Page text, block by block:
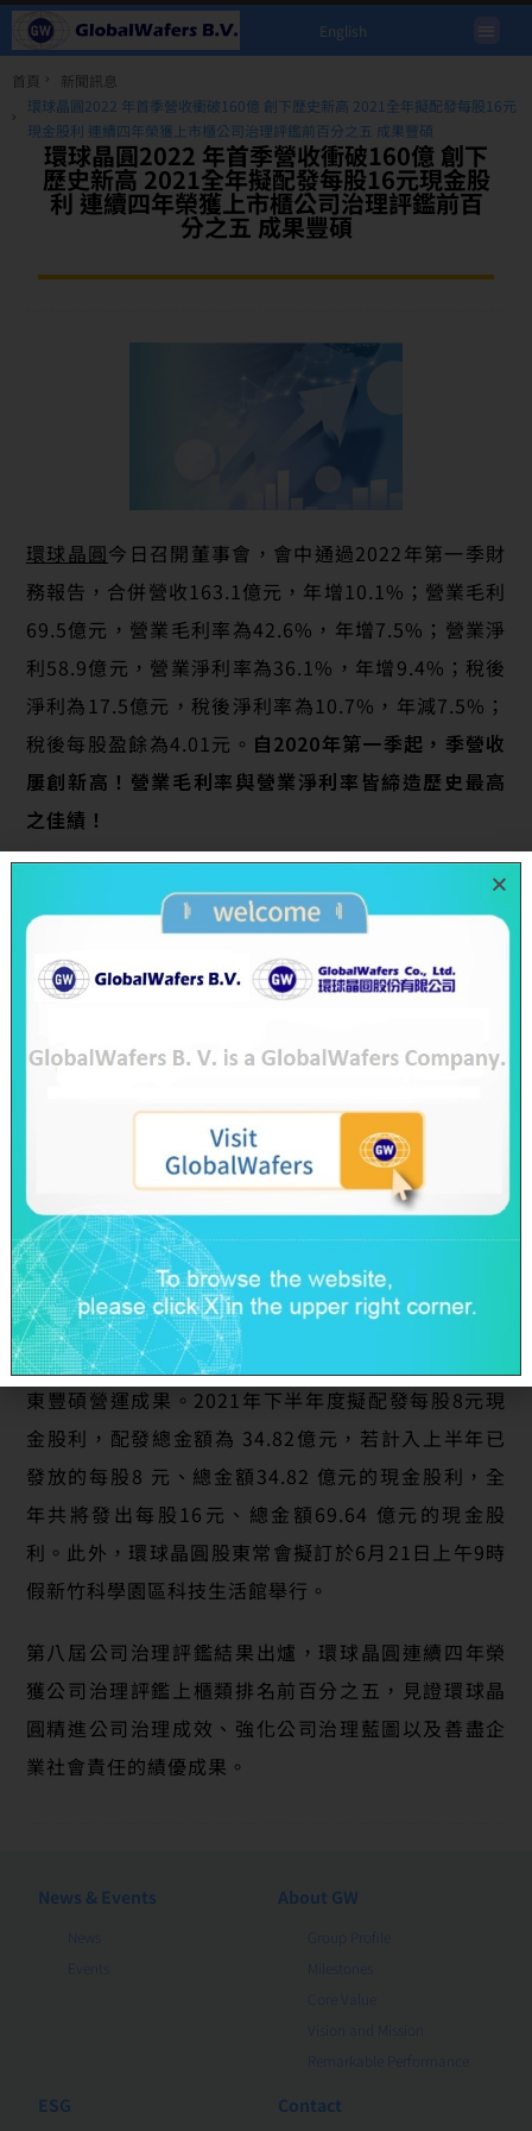
English
首頁
新聞訊息
環球晶圓2022 年首季營收衝破160億 創下歷史新高 2021全年擬配發每股16元
現金股利 連續四年榮獲上市櫃公司治理評鑑前百分之五 成果豐碩
環球晶圓2022 年首季營收衝破160億 創下
歷史新高 2021全年擬配發每股16元現金股
利 連續四年榮獲上市櫃公司治理評鑑前百
分之五 成果豐碩
環球晶圓今日召開董事會，會中通過2022年第一季財
務報告，合併營收163.1億元，年增10.1%；營業毛利
69.5億元，營業毛利率為42.6%，年增7.5%；營業淨
利58.9億元，營業淨利率為36.1%，年增9.4%；稅後
淨利為17.5億元，稅後淨利率為10.7%，年減7.5%；
稅後每股盈餘為4.01元。 自2020年第一季起，季營收
屢創新高！營業毛利率與營業淨利率皆締造歷史最高
之佳績！
環球晶圓第一季EPS受到持有Siltronic AG股票之評價
損失影響。環球晶圓及其子公司合計持有其13.67%之
流通在外股數，此投資帳列強制透過損益按公允價值
衡量之金融資產，並依國際會計準則認列金融資產評
動，而按公允價值衡量列為評價損失，惟若排除前述
非現金之評價損失因素，環球晶圓的第一季EPS
元，創歷史新高!
今日董事會亦通過2021年下半年的現金股利發放案。
環球晶圓考量目前積極進行的多項擴產計畫，且各國
將快速調升利率，墊高未來資金成本，故董事會決議
下調配發之股利以充實營運資金。透過投資產能擴充
計畫，有利於建構環球晶圓的長期競爭力，並回饋股
東豐碩營運成果。2021年下半年度擬配發每股8元現
金股利，配發總金額為 34.82億元，若計入上半年已
發放的每股8 元、總金額34.82 億元的現金股利，全
年共將發出每股16元、總金額69.64 億元的現金股
利。此外，環球晶圓股東常會擬訂於6月21日上午9時
假新竹科學園區科技生活館舉行。
第八屆公司治理評鑑結果出爐，環球晶圓連續四年榮
獲公司治理評鑑上櫃類排名前百分之五，見證環球晶
圓精進公司治理成效、強化公司治理藍圖以及善盡企
業社會責任的績優成果。
News & Events
News
About GW
Group Profile
Milestones
Core Value
Vision and Mission
Remarkable Performance
ESG Contact